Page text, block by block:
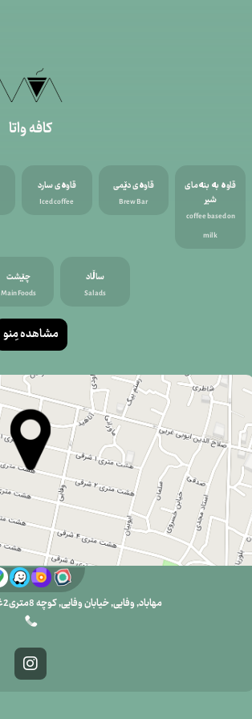
کافه واتا
قاوە بە بنەمای
شیر
coffee based on
milk
قاوەی دێمی
Brew Bar
قاوەی سارد
Iced coffee
ساڵاد
Salads
چێشت
Main Foods
مشاهده مِنو
مهاباد, وفایی, خیابان وفایی, کوچه 8متری2غربی, پلاک 15, طبقه همکف